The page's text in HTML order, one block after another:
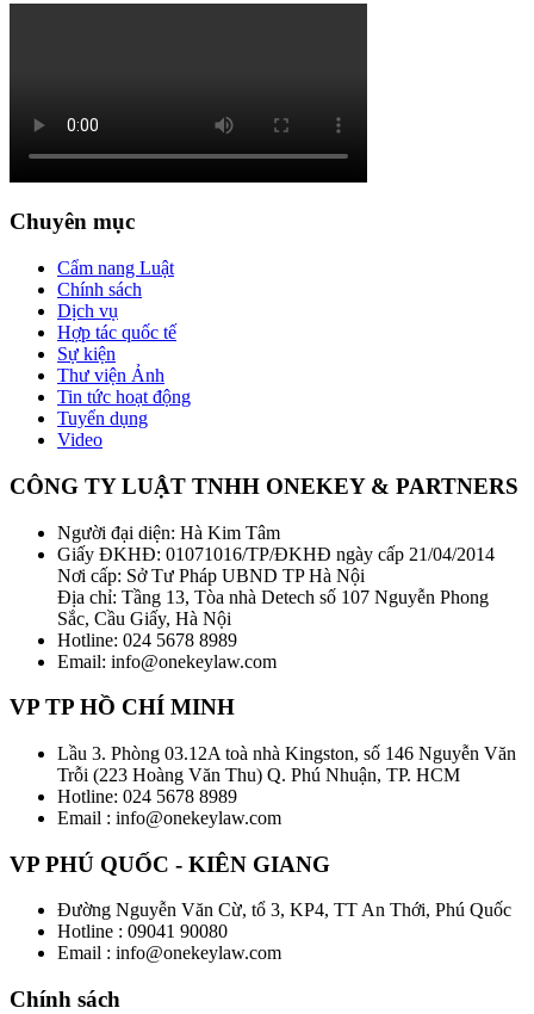
Chuyên mục
Cẩm nang Luật
Chính sách
Dịch vụ
Hợp tác quốc tế
Sự kiện
Thư viện Ảnh
Tin tức hoạt động
Tuyển dụng
Video
CÔNG TY LUẬT TNHH ONEKEY & PARTNERS
Người đại diện: Hà Kim Tâm
Giấy ĐKHĐ: 01071016/TP/ĐKHĐ ngày cấp 21/04/2014
Nơi cấp: Sở Tư Pháp UBND TP Hà Nội
Địa chỉ: Tầng 13, Tòa nhà Detech số 107 Nguyễn Phong
Sắc, Cầu Giấy, Hà Nội
Hotline: 024 5678 8989
Email: info@onekeylaw.com
VP TP HỒ CHÍ MINH
Lầu 3. Phòng 03.12A toà nhà Kingston, số 146 Nguyễn Văn
Trỗi (223 Hoàng Văn Thu) Q. Phú Nhuận, TP. HCM
Hotline: 024 5678 8989
Email : info@onekeylaw.com
VP PHÚ QUỐC - KIÊN GIANG
Đường Nguyễn Văn Cừ, tổ 3, KP4, TT An Thới, Phú Quốc
Hotline : 09041 90080
Email : info@onekeylaw.com
Chính sách